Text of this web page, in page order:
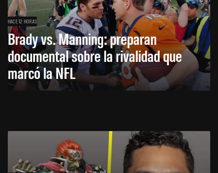
HACE 12 HORAS
Brady vs. Manning: preparan
documental sobre la rivalidad que
marcó la NFL